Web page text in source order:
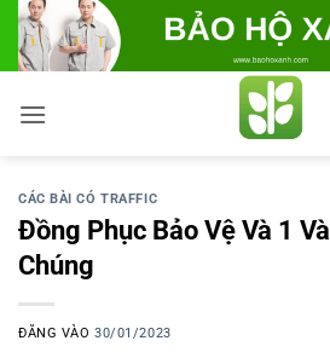
Bỏ
qua
nội
dung
CÁC BÀI CÓ TRAFFIC
Đồng Phục Bảo Vệ Và 1
Chúng
ĐĂNG VÀO30/01/2023